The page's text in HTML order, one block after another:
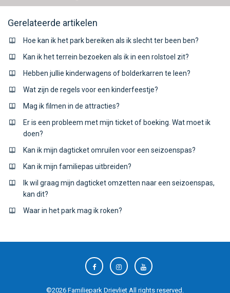
Gerelateerde artikelen
Hoe kan ik het park bereiken als ik slecht ter been ben?
Kan ik het terrein bezoeken als ik in een rolstoel zit?
Hebben jullie kinderwagens of bolderkarren te leen?
Wat zijn de regels voor een kinderfeestje?
Mag ik filmen in de attracties?
Er is een probleem met mijn ticket of boeking. Wat moet ik
doen?
Kan ik mijn dagticket omruilen voor een seizoenspas?
Kan ik mijn familiepas uitbreiden?
Ik wil graag mijn dagticket omzetten naar een seizoenspas,
kan dit?
Waar in het park mag ik roken?
©2026 Familiepark Drievliet All rights reserved.